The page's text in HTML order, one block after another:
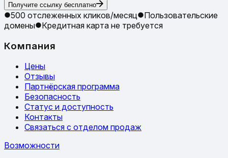
Получите ссылку бесплатно
500 отслеженных кликов/месяц
Пользовательские
домены
Кредитная карта не требуется
Компания
Цены
Отзывы
Партнёрская программа
Безопасность
Статус и доступность
Контакты
Связаться с отделом продаж
Возможности